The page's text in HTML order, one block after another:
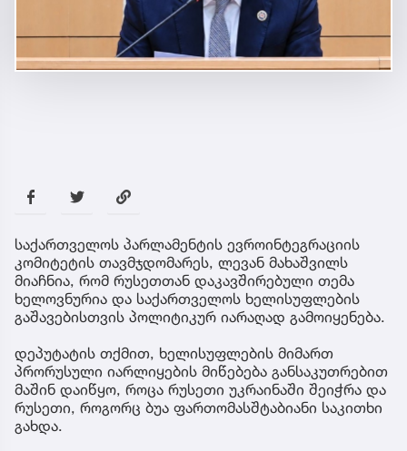
საქართველოს პარლამენტის ევროინტეგრაციის
კომიტეტის თავმჯდომარეს, ლევან მახაშვილს
მიაჩნია, რომ რუსეთთან დაკავშირებული თემა
ხელოვნურია და საქართველოს ხელისუფლების
გაშავებისთვის პოლიტიკურ იარაღად გამოიყენება.
დეპუტატის თქმით, ხელისუფლების მიმართ
პრორუსული იარლიყების მიწებება განსაკუთრებით
მაშინ დაიწყო, როცა რუსეთი უკრაინაში შეიჭრა და
რუსეთი, როგორც ბუა ფართომასშტაბიანი საკითხი
გახდა.